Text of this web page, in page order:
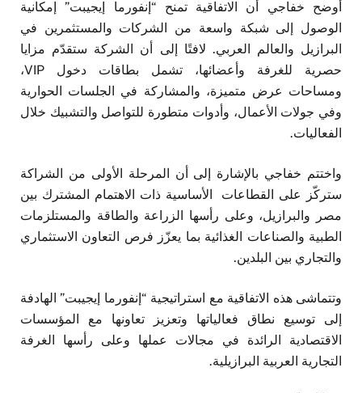
أوضح خفاجي أن الاتفاقية تمنح “إنفورما إيجيبت” إمكانية
الوصول إلى شبكة واسعة من الشركات والمستثمرين في
البرازيل والعالم العربي. لافتًا إلى أن الشركة ستقدّم مزايا
حصرية للغرفة وأعضائها، تشمل بطاقات دخول VIP،
ومساحات عرض متميزة، والمشاركة في الجلسات الحوارية
وفي جولات الأعمال، وأدوات متطورة للتواصل والتشبيك خلال
الفعاليات.
واختتم خفاجي بالإشارة إلى أن المرحلة الأولى من الشراكة
ستركّز على القطاعات الأساسية ذات الاهتمام المشترك بين
مصر والبرازيل، وعلى رأسها الزراعة والطاقة والمستلزمات
الطبية والصناعات الغذائية بما يعزّز فرص التعاون الاستثماري
والتجاري بين البلدين.
وتتماشى هذه الاتفاقية مع استراتيجية “إنفورما إيجيبت” الهادفة
إلى توسيع نطاق فعالياتها وتعزيز تعاونها مع المؤسسات
الاقتصادية الرائدة في مجالات عملها وعلى رأسها الغرفة
التجارية العربية البرازيلية.